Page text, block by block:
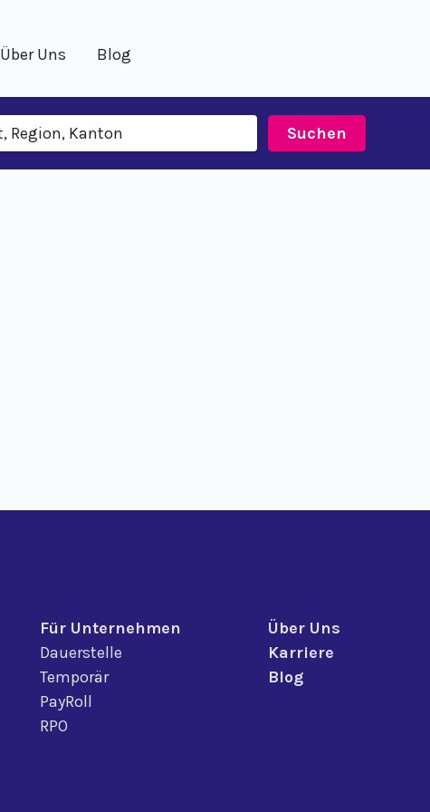
Über Uns Blog
Suchen
Für Unternehmen
Dauerstelle
Temporär
PayRoll
RPO
Über Uns
Karriere
Blog